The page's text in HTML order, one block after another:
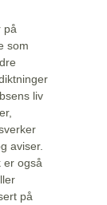
på
som
liv
aviser.
er også
på